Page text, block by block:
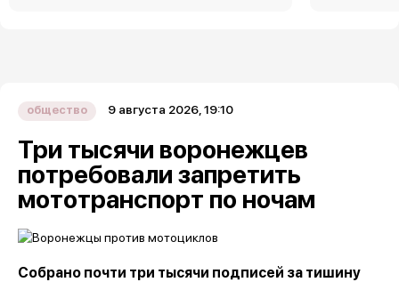
общество 9 августа 2026, 19:10
Три тысячи воронежцев
потребовали запретить
мототранспорт по ночам
Собрано почти три тысячи подписей за тишину